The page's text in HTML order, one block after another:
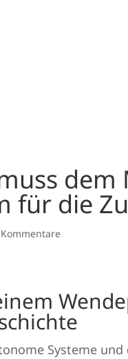
dem
für die
Systeme